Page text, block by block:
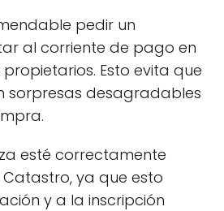
pedir un
al corriente de pago en
Esto evita que
sorpresas desagradables
esté correctamente
ya que esto
y a la inscripción